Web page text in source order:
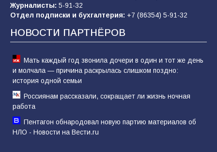
Морской квест в детском саду: как
воспитанники спасали Нептуна
74 01.08.2026
Журналисты: 5-91-32
Отдел подписки и бухгалтерия: +7 (86354) 5-91-32
НОВОСТИ ПАРТНЁРОВ
Мать каждый год звонила дочери в один и тот же день
и молчала — причина раскрылась слишком поздно:
история одной семьи
Россиянам рассказали, сокращает ли жизнь ночная
работа
Пентагон обнародовал новую партию материалов об
НЛО - Новости на Вести.ru